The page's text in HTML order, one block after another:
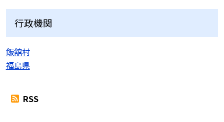
行政機関
飯舘村
福島県
RSS